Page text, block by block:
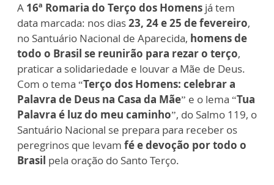
A 16ª Romaria do Terço dos Homens já tem
data marcada: nos dias23, 24 e 25 de fevereiro,
no Santuário Nacional de Aparecida, homens de
todo o Brasil se reunirão para rezar o terço,
praticar a solidariedade e louvar a Mãe de Deus.
Com o tema “Terço dos Homens: celebrar a
Palavra de Deus na Casa da Mãe” e o lema “Tua
Palavra é luz do meu caminho”, do Salmo 119, o
Santuário Nacional se prepara para receber os
peregrinos que levam fé e devoção por todo o
Brasil pela oração do Santo Terço.